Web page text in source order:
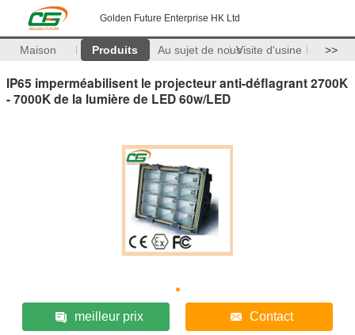
Golden Future Enterprise HK Ltd
Maison Produits Au sujet de nousVisite d'usine >>
IP65 imperméabilisent le projecteur anti-déflagrant 2700K
- 7000K de la lumière de LED 60w/LED
meilleur prix Contact